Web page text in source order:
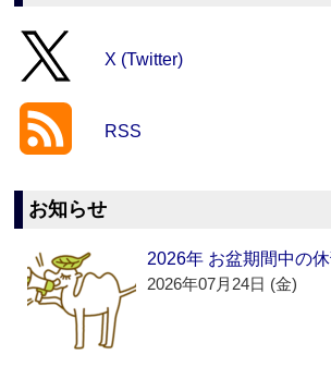
X (Twitter)
RSS
お知らせ
2026年 お盆期間中の
2026年07月24日 (金)